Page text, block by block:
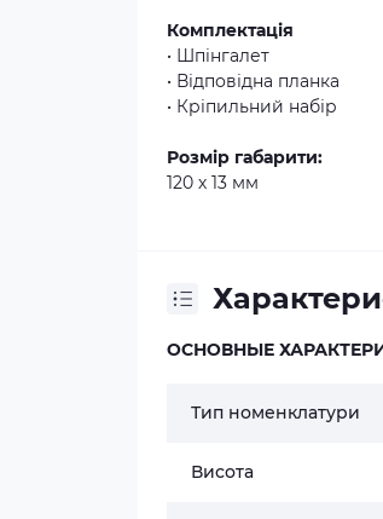
Комплектація
• Шпінгалет
• Відповідна планка
• Кріпильний набір
Розмір габарити:
120 х 13 мм
ОСНОВНЫЕ
Тип номенклатури
Висота